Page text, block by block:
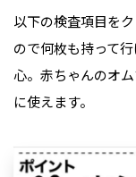
以下の検査項目を
ので何枚も持って
心。赤ちゃんのオ
に使えます。